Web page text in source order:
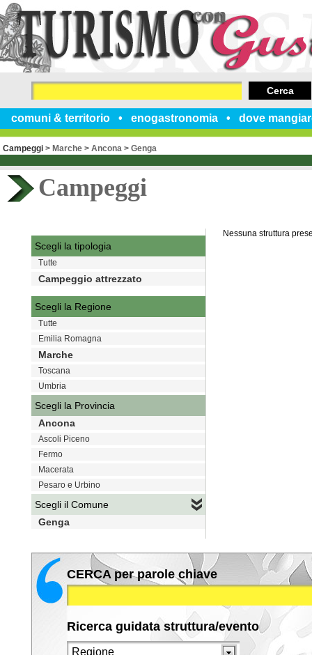
comuni & territorio enogastronomia dove
Cerca
Campeggi > Marche > Ancona > Genga
Campeggi
Nessuna struttura
Scegli la tipologia
Tutte
Campeggio attrezzato
Scegli la Regione
Tutte
Emilia Romagna
Marche
Toscana
Umbria
Scegli la Provincia
Ancona
Ascoli Piceno
Fermo
Macerata
Pesaro e Urbino
Scegli il Comune
Genga
CERCA per parole chiave
Ricerca guidata struttura/evento